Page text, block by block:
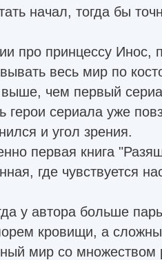
начал, тогда бы
про принцессу Инос,
весь мир по
чем первый
сериала уже
и угол зрения.
первая книга
где чувствуется
у автора больше
кровищи, а
мир со множеством